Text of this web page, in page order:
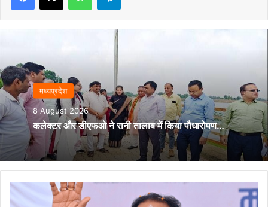
मध्यप्रदेश
8 August 2026
कलेक्टर और डीएफओ ने रानी तालाब में किया पौधारोपण…
मुख्यमंत्री
विष्णुदेव